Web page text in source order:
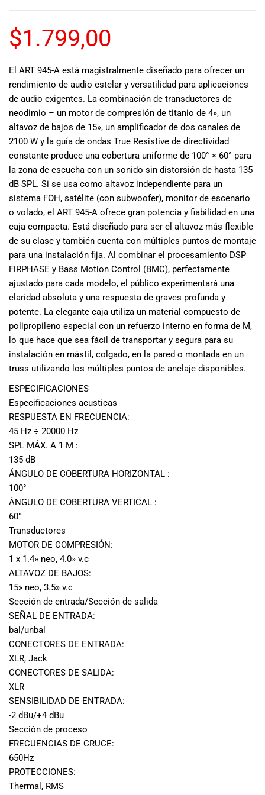
de expertos en
ayudarte a
encontrar el
instrumento o
equipo de
audio
adecuado para
ti, y ofrecerte el
mejor servicio
al cliente
posible.
Además,
ofrecemos
precios
competitivos y
promociones
especiales
para nuestros
clientes. Ven a
visitarnos en
nuestra tienda
física en Quito,
o haz tu
compra en
línea a través
página web y
recibe tu
mundo de la
Import Music
$1.799,00
El ART 945-A está magistralmente diseñado para ofrecer un
rendimiento de audio estelar y versatilidad para aplicaciones
de audio exigentes. La combinación de transductores de
neodimio – un motor de compresión de titanio de 4», un
altavoz de bajos de 15», un amplificador de dos canales de
2100 W y la guía de ondas True Resistive de directividad
constante produce una cobertura uniforme de 100° × 60° para
la zona de escucha con un sonido sin distorsión de hasta 135
dB SPL. Si se usa como altavoz independiente para un
sistema FOH, satélite (con subwoofer), monitor de escenario
o volado, el ART 945-A ofrece gran potencia y fiabilidad en una
caja compacta. Está diseñado para ser el altavoz más flexible
de su clase y también cuenta con múltiples puntos de montaje
para una instalación fija. Al combinar el procesamiento DSP
FiRPHASE y Bass Motion Control (BMC), perfectamente
ajustado para cada modelo, el público experimentará una
claridad absoluta y una respuesta de graves profunda y
potente. La elegante caja utiliza un material compuesto de
polipropileno especial con un refuerzo interno en forma de M,
lo que hace que sea fácil de transportar y segura para su
instalación en mástil, colgado, en la pared o montada en un
truss utilizando los múltiples puntos de anclaje disponibles.
ESPECIFICACIONES
Especificaciones acusticas
RESPUESTA EN FRECUENCIA:
45 Hz ÷ 20000 Hz
SPL MÁX. A 1 M :
135 dB
ÁNGULO DE COBERTURA HORIZONTAL :
100°
ÁNGULO DE COBERTURA VERTICAL :
60°
Transductores
MOTOR DE COMPRESIÓN:
1 x 1.4» neo, 4.0» v.c
ALTAVOZ DE BAJOS:
15» neo, 3.5» v.c
Sección de entrada/Sección de salida
SEÑAL DE ENTRADA:
bal/unbal
CONECTORES DE ENTRADA:
XLR, Jack
CONECTORES DE SALIDA:
XLR
SENSIBILIDAD DE ENTRADA:
-2 dBu/+4 dBu
Sección de proceso
FRECUENCIAS DE CRUCE:
650Hz
PROTECCIONES:
Thermal, RMS